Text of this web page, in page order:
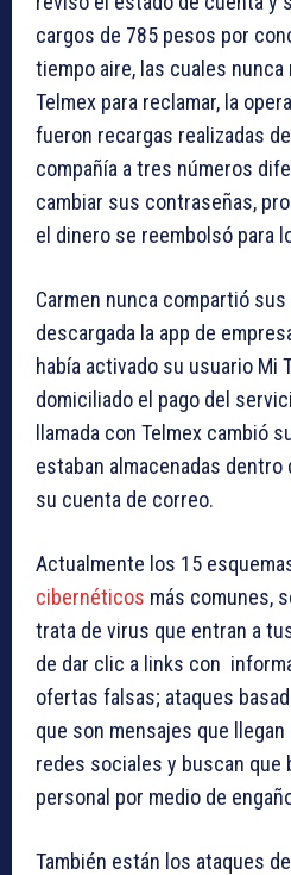
cargos de 785 pesos por
tiempo aire, las cuales nunca
Telmex para reclamar, la
fueron recargas realizadas
compañía a tres números
cambiar sus contraseñas,
el dinero se reembolsó para
Carmen nunca compartió
descargada la app de
había activado su usuario Mi
domiciliado el pago del
llamada con Telmex cambió
estaban almacenadas
su cuenta de correo.
Actualmente los 15
cibernéticos más comunes,
trata de virus que entran a
de dar clic a links con
ofertas falsas; ataques
que son mensajes que
redes sociales y buscan que
personal por medio de
También están los ataques